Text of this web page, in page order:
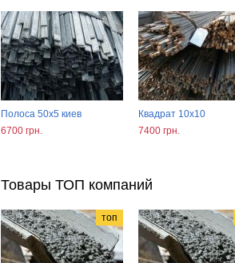
Полоса 50х5 киев
6700 грн.
Квадрат 10х10
7400 грн.
Товары ТОП компаний
топ